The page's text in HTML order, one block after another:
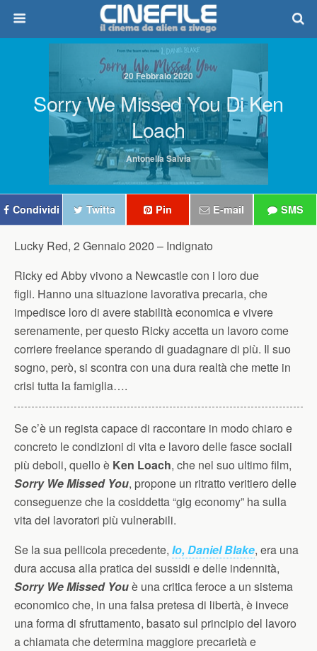
20 Febbraio 2020
Sorry We Missed You Di Ken
Loach
Antonella Salvia
Condividi Twitta Pin E-mail SMS
Lucky Red, 2 Gennaio 2020 – Indignato
Ricky ed Abby vivono a Newcastle con i loro due
figli. Hanno una situazione lavorativa precaria, che
impedisce loro di avere stabilità economica e vivere
serenamente, per questo Ricky accetta un lavoro come
corriere freelance sperando di guadagnare di più. Il suo
sogno, però, si scontra con una dura realtà che mette in
crisi tutta la famiglia….
Se c’è un regista capace di raccontare in modo chiaro e
concreto le condizioni di vita e lavoro delle fasce sociali
più deboli, quello è Ken Loach, che nel suo ultimo film,
Sorry We Missed You, propone un ritratto veritiero delle
conseguenze che la cosiddetta “gig economy” ha sulla
vita dei lavoratori più vulnerabili.
Se la sua pellicola precedente, Io, Daniel Blake, era una
dura accusa alla pratica dei sussidi e delle indennità,
Sorry We Missed Youè una critica feroce a un sistema
economico che, in una falsa pretesa di libertà, è invece
una forma di sfruttamento, basato sul principio del lavoro
a chiamata che determina maggiore precarietà e